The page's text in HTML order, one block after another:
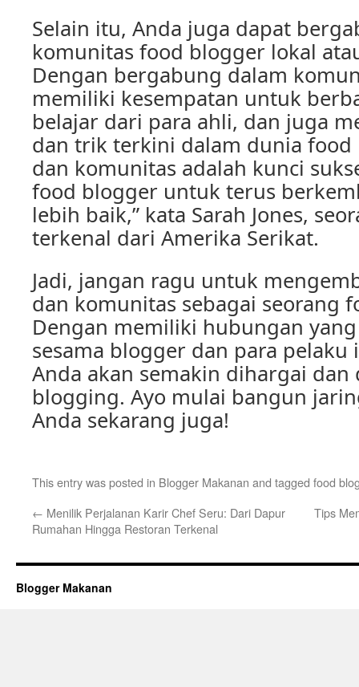
Selain itu, Anda juga dapat
komunitas food blogger lokal
Dengan bergabung dalam
memiliki kesempatan untuk
belajar dari para ahli, dan juga
dan trik terkini dalam dunia food
dan komunitas adalah kunci
food blogger untuk terus
lebih baik,” kata Sarah Jones,
terkenal dari Amerika Serikat.
Jadi, jangan ragu untuk
dan komunitas sebagai seorang
Dengan memiliki hubungan
sesama blogger dan para
Anda akan semakin dihargai
blogging. Ayo mulai bangun
Anda sekarang juga!
This entry was posted in Blogger Makanan and tagged food
← Menilik Perjalanan Karir Chef Seru: Dari Dapur
Rumahan Hingga Restoran Terkenal
Tips
Blogger Makanan